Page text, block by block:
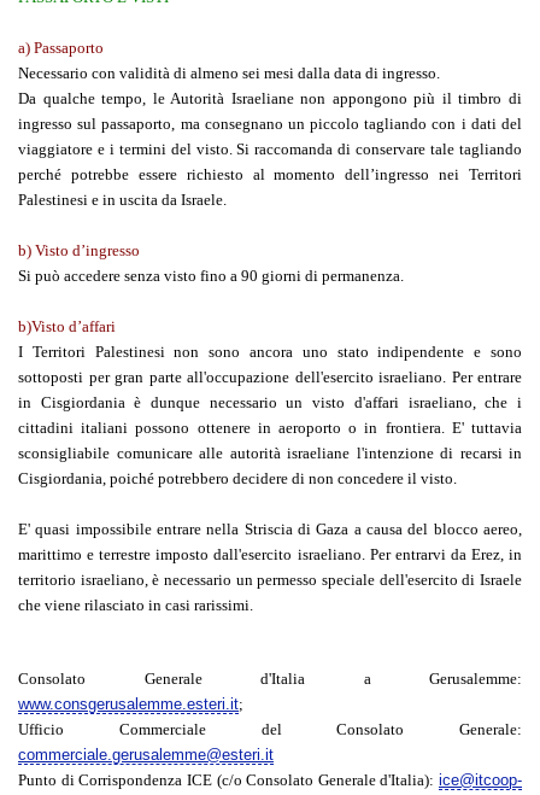
a) Passaporto
Necessario con validità di almeno sei mesi dalla data di ingresso.
Da qualche tempo, le Autorità Israeliane non appongono più il timbro di
ingresso sul passaporto, ma consegnano un piccolo tagliando con i dati del
viaggiatore e i termini del visto. Si raccomanda di conservare tale tagliando
perché potrebbe essere richiesto al momento dell’ingresso nei Territori
Palestinesi e in uscita da Israele.
b) Visto d’ingresso
Si può accedere senza visto fino a 90 giorni di permanenza.
b)Visto d’affari
I Territori Palestinesi non sono ancora uno stato indipendente e sono
sottoposti per gran parte all'occupazione dell'esercito israeliano. Per entrare
in Cisgiordania è dunque necessario un visto d'affari israeliano, che i
cittadini italiani possono ottenere in aeroporto o in frontiera. E' tuttavia
sconsigliabile comunicare alle autorità israeliane l'intenzione di recarsi in
Cisgiordania, poiché potrebbero decidere di non concedere il visto.
E' quasi impossibile entrare nella Striscia di Gaza a causa del blocco aereo,
marittimo e terrestre imposto dall'esercito israeliano. Per entrarvi da Erez, in
territorio israeliano, è necessario un permesso speciale dell'esercito di Israele
che viene rilasciato in casi rarissimi.
Consolato Generale d'Italia a Gerusalemme:
www.consgerusalemme.esteri.it;
Ufficio Commerciale del Consolato Generale:
commerciale.gerusalemme@esteri.it
Punto di Corrispondenza ICE (c/o Consolato Generale d'Italia): ice@itcoop-